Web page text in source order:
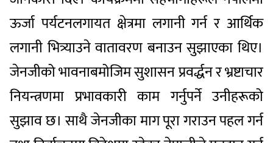
ऊर्जा पर्यटनलगायत क्षेत्रमा लगानी गर्न र आर्थिक
लगानी भित्र्याउने वातावरण बनाउन सुझाएका थिए।
जेनजीको भावनाबमोजिम सुशासन प्रवर्द्धन र भ्रष्टाचार
नियन्त्रणमा प्रभावकारी काम गर्नुपर्ने उनीहरूको
सुझाव छ। साथै जेनजीका माग पूरा गराउन पहल गर्न